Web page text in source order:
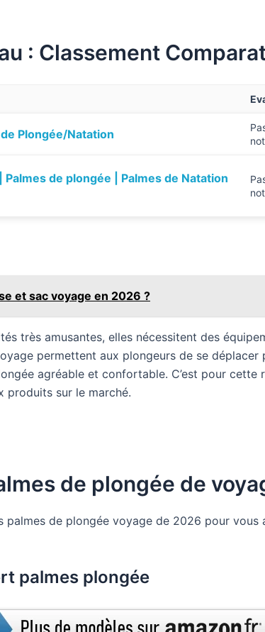
: Classement
Plongée/Natation
Palmes de plongée | Palmes de Natation
et sac voyage en 2026 ?
très amusantes, elles nécessitent des
permettent aux plongeurs de se déplacer
agréable et confortable. C’est pour cette
produits sur le marché.
de plongée de
de plongée voyage de 2026 pour
palmes plongée